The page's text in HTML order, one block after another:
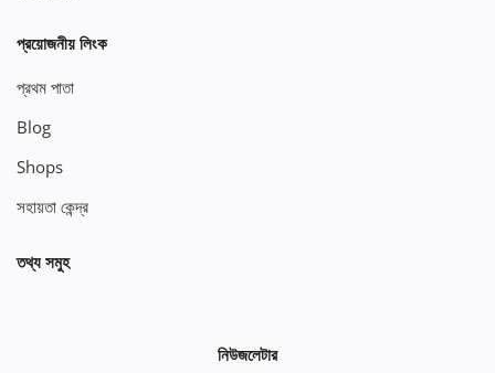
প্রয়োজনীয় লিংক
প্রথম পাতা
Blog
Shops
সহায়তা কেন্দ্র
তথ্য সমুহ
নিউজলেটার